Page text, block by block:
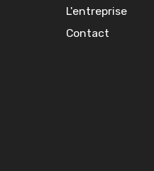
L'entreprise
Contact